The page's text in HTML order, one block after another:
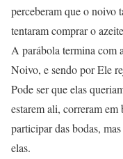
perceberam que o noivo
tentaram comprar o
A parábola termina com
Noivo, e sendo por Ele
Pode ser que elas
estarem ali, correram em
participar das bodas,
elas.